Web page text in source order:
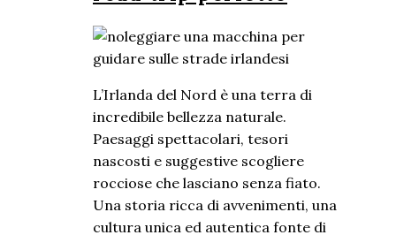
L’Irlanda del Nord è una terra di
incredibile bellezza naturale.
Paesaggi spettacolari, tesori
nascosti e suggestive scogliere
rocciose che lasciano senza fiato.
Una storia ricca di avvenimenti, una
cultura unica ed autentica fonte di